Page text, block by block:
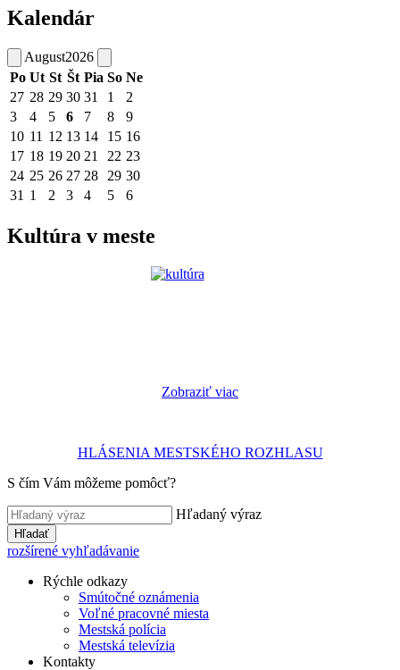
Kalendár
August2026
Po Ut St Št Pia So Ne
27 28 29 30 31 1
2
3
4 5 6 7 8
9
10 11 12 13 14 15 16
17 18 19 20 21 22 23
24 25 26 27 28 29 30
31 1 2 3 4 5 6
Kultúra v meste
Zobraziť viac
HLÁSENIA MESTSKÉHO ROZHLASU
S čím Vám môžeme pomôcť?
Hľadaný výraz
Hľadať
rozšírené vyhľadávanie
Rýchle odkazy
Smútočné oznámenia
Voľné pracovné miesta
Mestská polícia
Mestská televízia
Kontakty